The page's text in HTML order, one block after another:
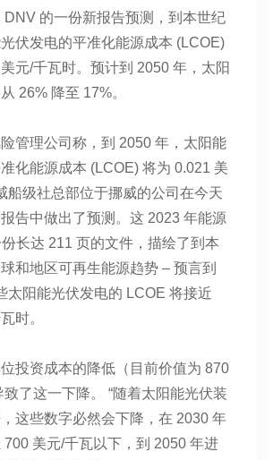
DNV 的一份新报告预测，到本世纪
伏发电的平准化能源成本 (LCOE)
元/千瓦时。预计到 2050 年，太阳
26% 降至 17%。
管理公司称，到 2050 年，太阳能
化能源成本 (LCOE) 将为 0.021 美
船级社总部位于挪威的公司在今天
告中做出了预测。这 2023 年能源
长达 211 页的文件，描绘了到本
和地区可再生能源趋势 – 预言到
太阳能光伏发电的 LCOE 将接近
时。
投资成本的降低（目前价值为 870
了这一下降。 “随着太阳能光伏装
这些数字必然会下降，在 2030 年
700 美元/千瓦以下，到 2050 年进